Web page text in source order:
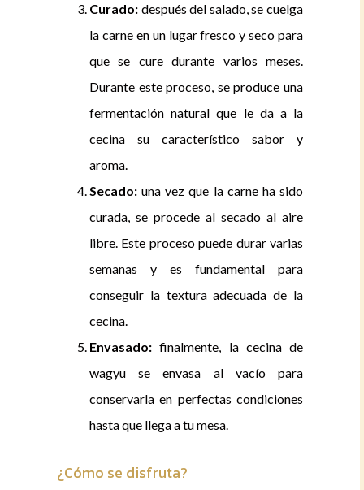
Curado: después del salado, se cuelga
la carne en un lugar fresco y seco para
que se cure durante varios meses.
Durante este proceso, se produce una
fermentación natural que le da a la
cecina su característico sabor y
aroma.
Secado: una vez que la carne ha sido
curada, se procede al secado al aire
libre. Este proceso puede durar varias
semanas y es fundamental para
conseguir la textura adecuada de la
cecina.
Envasado: finalmente, la cecina de
wagyu se envasa al vacío para
conservarla en perfectas condiciones
hasta que llega a tu mesa.
¿Cómo se disfruta?